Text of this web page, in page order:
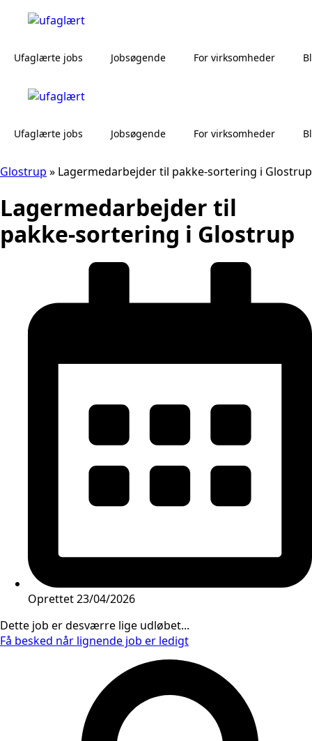
Ufaglærte jobs Jobsøgende For virksomheder
Ufaglærte jobs Jobsøgende For virksomheder
Glostrup » Lagermedarbejder til pakke-sortering i Glostrup
Lagermedarbejder til
pakke-sortering i Glostrup
Oprettet23/04/2026
Dette job er desværre lige udløbet...
Få besked når lignende job er ledigt